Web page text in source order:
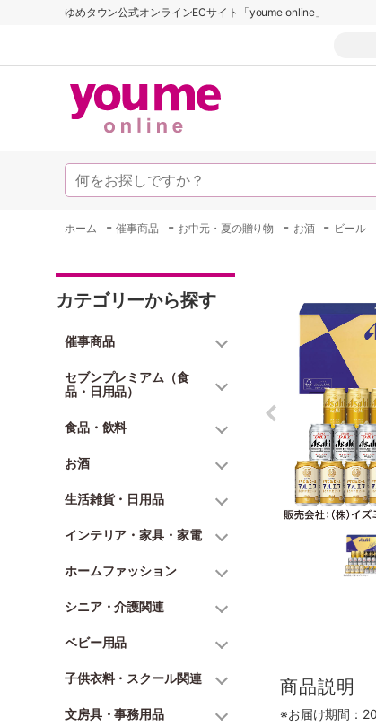
ゆめタウン公式オンラインECサイト「youme online」
ホーム -催事商品 - お中元・夏の贈り物 - お酒 - ビール
カテゴリーから探す
催事商品
セブンプレミアム（食
品・日用品）
食品・飲料
お酒
生活雑貨・日用品
インテリア・家具・家電
ホームファッション
シニア・介護関連
ベビー用品
子供衣料・スクール関連
文房具・事務用品
商品説明
※お届け期間：